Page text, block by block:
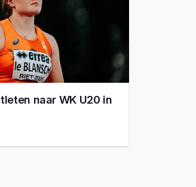
naar WK U20 in